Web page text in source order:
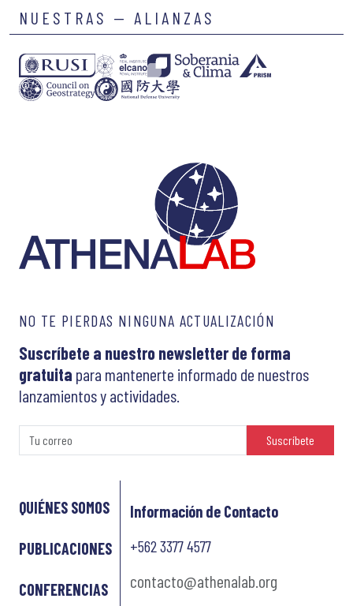
NUESTRAS — ALIANZAS
NO TE PIERDAS NINGUNA ACTUALIZACIÓN
Suscríbete a nuestro newsletter de forma
gratuita para mantenerte informado de nuestros
lanzamientos y actividades.
Suscríbete
QUIÉNES SOMOS
PUBLICACIONES
CONFERENCIAS
Información de Contacto
+562 3377 4577
contacto@athenalab.org